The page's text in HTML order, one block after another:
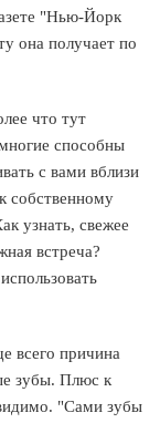
"Нью-Йорк
она получает по
что тут
способны
с вами вблизи
собственному
узнать, свежее
встреча?
всего причина
зубы. Плюс к
"Сами зубы